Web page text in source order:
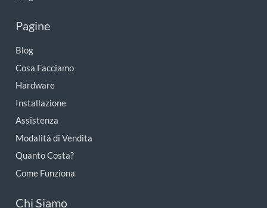
Pagine
Blog
Cosa Facciamo
Hardware
Installazione
Assistenza
Modalità di Vendita
Quanto Costa?
Come Funziona
Chi Siamo